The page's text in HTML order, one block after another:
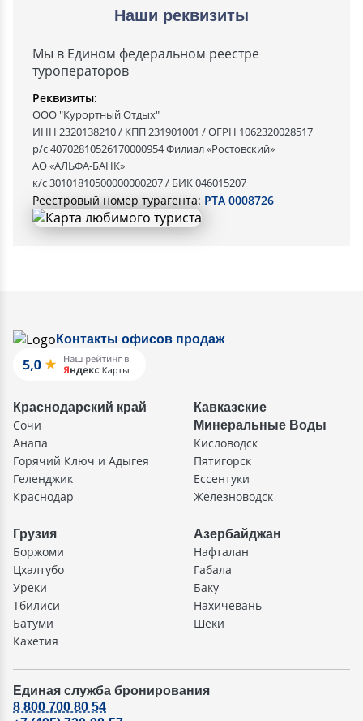
Наши реквизиты
Мы в Едином федеральном реестре
туроператоров
Реквизиты:
ООО "Курортный Отдых"
ИНН 2320138210 / КПП 231901001 / ОГРН 1062320028517
р/с 40702810526170000954 Филиал «Ростовский»
АО «АЛЬФА-БАНК»
к/с 30101810500000000207 / БИК 046015207
Реестровый номер турагента: РТА 0008726
Контакты офисов продаж
Краснодарский край
Сочи
Анапа
Горячий Ключ и Адыгея
Геленджик
Краснодар
Кавказские
Минеральные Воды
Кисловодск
Пятигорск
Ессентуки
Железноводск
Грузия
Боржоми
Цхалтубо
Уреки
Тбилиси
Батуми
Кахетия
Азербайджан
Нафталан
Габала
Баку
Нахичевань
Шеки
Единая служба бронирования
8 800 700 80 54